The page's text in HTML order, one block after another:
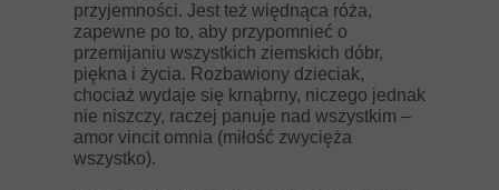
przyjemności. Jest też więdnąca róża,
zapewne po to, aby przypomnieć o
przemijaniu wszystkich ziemskich dóbr,
piękna i życia. Rozbawiony dzieciak,
chociaż wydaje się krnąbrny, niczego jednak
nie niszczy, raczej panuje nad wszystkim –
amor vincit omnia (miłość zwycięża
wszystko).